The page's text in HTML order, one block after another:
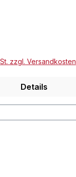
zzgl. Versandkosten
Details